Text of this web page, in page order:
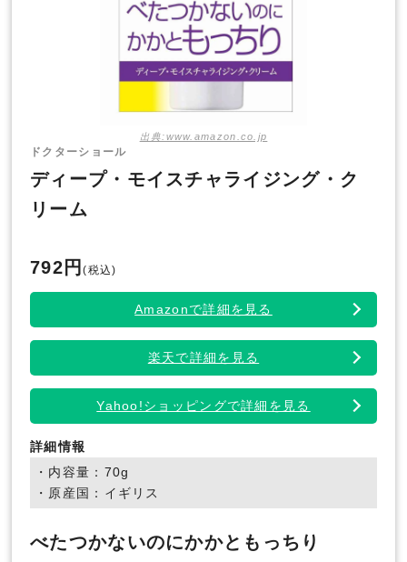
出典:www.amazon.co.jp
ドクターショール
ディープ・モイスチャライジング・ク
リーム
792円(税込)
Amazonで詳細を見る
楽天で詳細を見る
Yahoo!ショッピングで詳細を見る
詳細情報
・内容量：70g
・原産国：イギリス
べたつかないのにかかともっちり